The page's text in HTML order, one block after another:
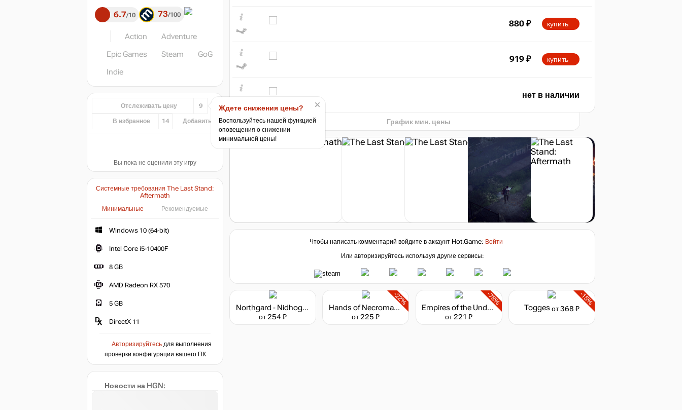
6.7 10 73 100
Action Adventure
Epic Games Steam GoG
Indie
Отслеживать цену 9
В избранное 14 Добавить...
Вы пока не оценили эту игру
Системные требования The Last Stand:
Aftermath
Минимальные
Рекомендуемые
Windows 10 (64-bit)
Intel Core i5-10400F
8 GB
AMD Radeon RX 570
5 GB
DirectX 11
Авторизируйтесьдля выполнения
проверки конфигурации вашего ПК
Новости на HGN:
880 ₽ купить
919 ₽ купить
нет в наличии
2026
0
300
500
max549
График мин. цены
Чтобы написать комментарий войдите в аккаунт Hot.Game: Войти
Или авторизируйтесь используя другие сервисы:
Northgard - Nidhogg, Clan of the Dragon
от 254 ₽
-22%
Hands of Necromancy II
от 225 ₽
-78%
Empires of the Undergrowth
от 221 ₽
-15%
Toggesот 368 ₽
Ждете снижения цены?
Воспользуйтесь нашей функцией
оповещения о снижении
минимальной цены!